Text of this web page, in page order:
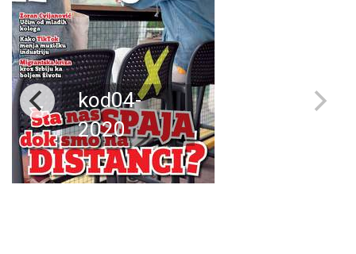
kod04-
2020